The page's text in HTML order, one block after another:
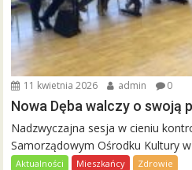
11 kwietnia 2026 admin 0
Nowa Dęba walczy o swoją
Nadzwyczajna sesja w cieniu
Samorządowym Ośrodku Kultury
Aktualności Mieszkańcy Zdrowie